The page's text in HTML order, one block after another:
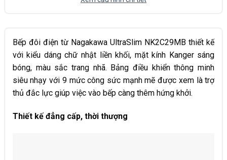
Bếp đôi điện từ Nagakawa UltraSlim NK2C29MB thiết kế
với kiểu dáng chữ nhật liền khối, mặt kính Kanger sáng
bóng, màu sắc trang nhã. Bảng điều khiển thông minh
siêu nhạy với 9 mức công sức mạnh mẽ được xem là trợ
thủ đắc lực giúp việc vào bếp càng thêm hứng khởi.
Thiết kế đẳng cấp, thời thượng